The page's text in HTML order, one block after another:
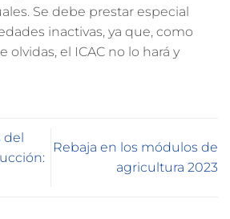
Se debe prestar especial
inactivas, ya que, como
olvidas, el ICAC no lo hará y
del
Rebaja en los módulos de
agricultura 2023